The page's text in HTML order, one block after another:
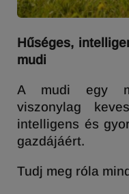
Hűséges,
mudi
A mudi egy
viszonylag
intelligens és
gazdájáért.
Tudj meg róla